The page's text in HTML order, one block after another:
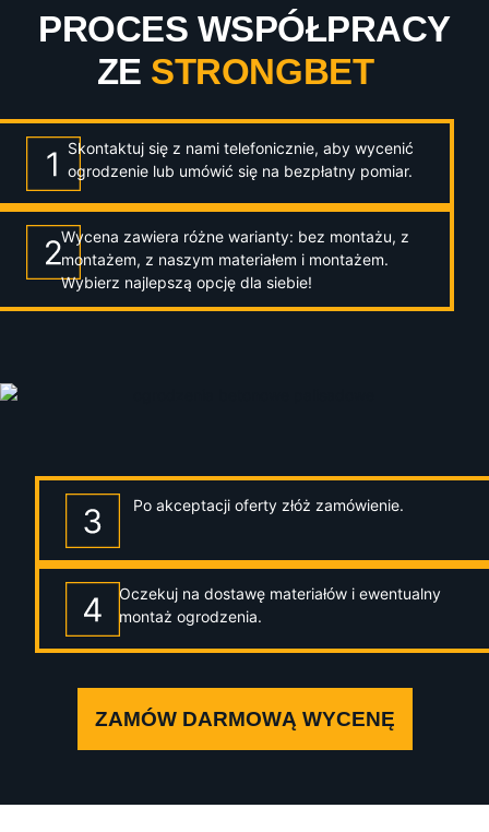
PROCES WSPÓŁPRACY
ZE STRONGBET
Skontaktuj się z nami telefonicznie, aby wycenić
ogrodzenie lub umówić się na bezpłatny pomiar.
Wycena zawiera różne warianty: bez montażu, z
montażem, z naszym materiałem i montażem.
Wybierz najlepszą opcję dla siebie!
Po akceptacji oferty złóż zamówienie.
Oczekuj na dostawę materiałów i ewentualny
montaż ogrodzenia.
ZAMÓW DARMOWĄ WYCENĘ